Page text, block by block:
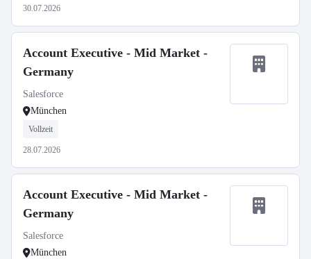
30.07.2026
Account Executive - Mid Market -
Germany
Salesforce
München
Vollzeit
28.07.2026
Account Executive - Mid Market -
Germany
Salesforce
München